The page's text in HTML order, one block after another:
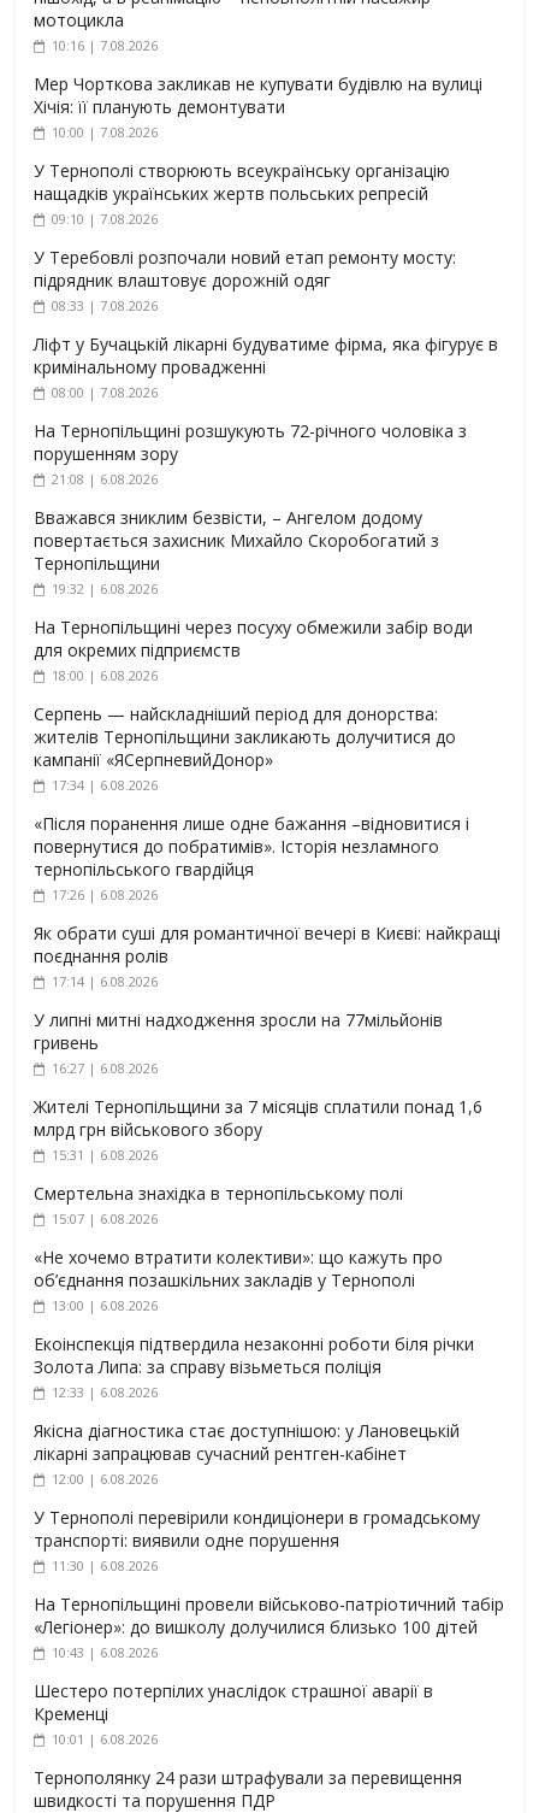
мотоцикла
10:16 | 7.08.2026
Мер Чорткова закликав не купувати будівлю на вулиці
Хічія: її планують демонтувати
10:00 | 7.08.2026
У Тернополі створюють всеукраїнську організацію
нащадків українських жертв польських репресій
09:10 | 7.08.2026
У Теребовлі розпочали новий етап ремонту мосту:
підрядник влаштовує дорожній одяг
08:33 | 7.08.2026
Ліфт у Бучацькій лікарні будуватиме фірма, яка фігурує в
кримінальному провадженні
08:00 | 7.08.2026
На Тернопільщині розшукують 72-річного чоловіка з
порушенням зору
21:08 | 6.08.2026
Вважався зниклим безвісти, – Ангелом додому
повертається захисник Михайло Скоробогатий з
Тернопільщини
19:32 | 6.08.2026
На Тернопільщині через посуху обмежили забір води
для окремих підприємств
18:00 | 6.08.2026
Серпень — найскладніший період для донорства:
жителів Тернопільщини закликають долучитися до
кампанії «ЯСерпневийДонор»
17:34 | 6.08.2026
«Після поранення лише одне бажання –відновитися і
повернутися до побратимів». Історія незламного
тернопільського гвардійця
17:26 | 6.08.2026
Як обрати суші для романтичної вечері в Києві: найкращі
поєднання ролів
17:14 | 6.08.2026
У липні митні надходження зросли на 77мільйонів
гривень
16:27 | 6.08.2026
Жителі Тернопільщини за 7 місяців сплатили понад 1,6
млрд грн військового збору
15:31 | 6.08.2026
Смертельна знахідка в тернопільському полі
15:07 | 6.08.2026
«Не хочемо втратити колективи»: що кажуть про
об’єднання позашкільних закладів у Тернополі
13:00 | 6.08.2026
Екоінспекція підтвердила незаконні роботи біля річки
Золота Липа: за справу візьметься поліція
12:33 | 6.08.2026
Якісна діагностика стає доступнішою: у Лановецькій
лікарні запрацював сучасний рентген-кабінет
12:00 | 6.08.2026
У Тернополі перевірили кондиціонери в громадському
транспорті: виявили одне порушення
11:30 | 6.08.2026
На Тернопільщині провели військово-патріотичний табір
«Легіонер»: до вишколу долучилися близько 100 дітей
10:43 | 6.08.2026
Шестеро потерпілих унаслідок страшної аварії в
Кременці
10:01 | 6.08.2026
Тернополянку 24 рази штрафували за перевищення
швидкості та порушення ПДР